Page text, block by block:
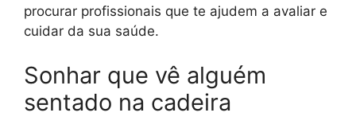
procurar profissionais que te ajudem a avaliar e
cuidar da sua saúde.
Sonhar que vê alguém
sentado na cadeira